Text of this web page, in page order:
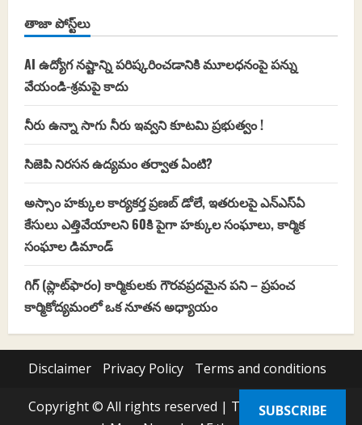
తాజా పోస్ట్‌లు
AI ఉద్యోగ నష్టాన్ని పరిష్కరించడానికి మూలధనంపై పన్ను
వేయండి-శ్రమపై కాదు
నీరు ఉన్నా సాగు నీరు ఇవ్వని కూటమి ప్రభుత్వం !
సిజెపి నిరసన ఉద్యమం తర్వాత ఏంటి?
అస్సాం హక్కుల కార్యకర్త ప్రణబ్ డోలే, ఇతరులపై ఎన్‌ఎస్‌ఏ
కేసులు ఎత్తివేయాలని 60కి పైగా హక్కుల సంఘాలు, కార్మిక
సంఘాల డిమాండ్
గిగ్ (ప్లాట్‌ఫారం) కార్మికులకు గౌరవప్రదమైన పని – ప్రపంచ
కార్మికోద్యమంలో ఒక నూతన అధ్యాయం
Disclaimer Privacy Policy Terms and conditions
Copyright © All rights reserved | Thewiretelugu.in
SUBSCRIBE